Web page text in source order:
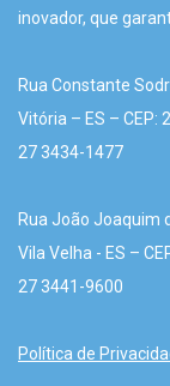
inovador, que
Rua Constante
Vitória – ES – CEP:
27 3434-1477
Rua João Joaquim
Vila Velha - ES –
27 3441-9600
Política de